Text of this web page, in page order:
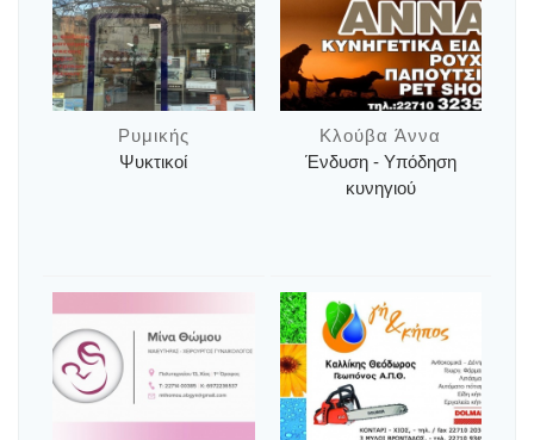
Ρυμικής
Ψυκτικοί
Κλούβα Άννα
Ένδυση - Υπόδηση
κυνηγιού